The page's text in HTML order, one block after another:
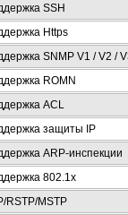
SSH
Https
SNMP V1 / V2 /
ROMN
ACL
защиты IP
ARP-инспекции
802.1x
RSTP/MSTP